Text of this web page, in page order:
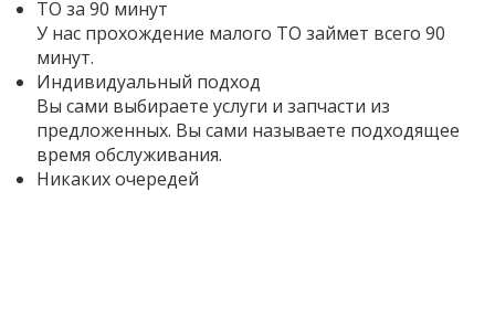
ТО за 90 минут
У нас прохождение малого ТО займет всего 90
минут.
Индивидуальный подход
Вы сами выбираете услуги и запчасти из
предложенных. Вы сами называете подходящее
время обслуживания.
Никаких очередей